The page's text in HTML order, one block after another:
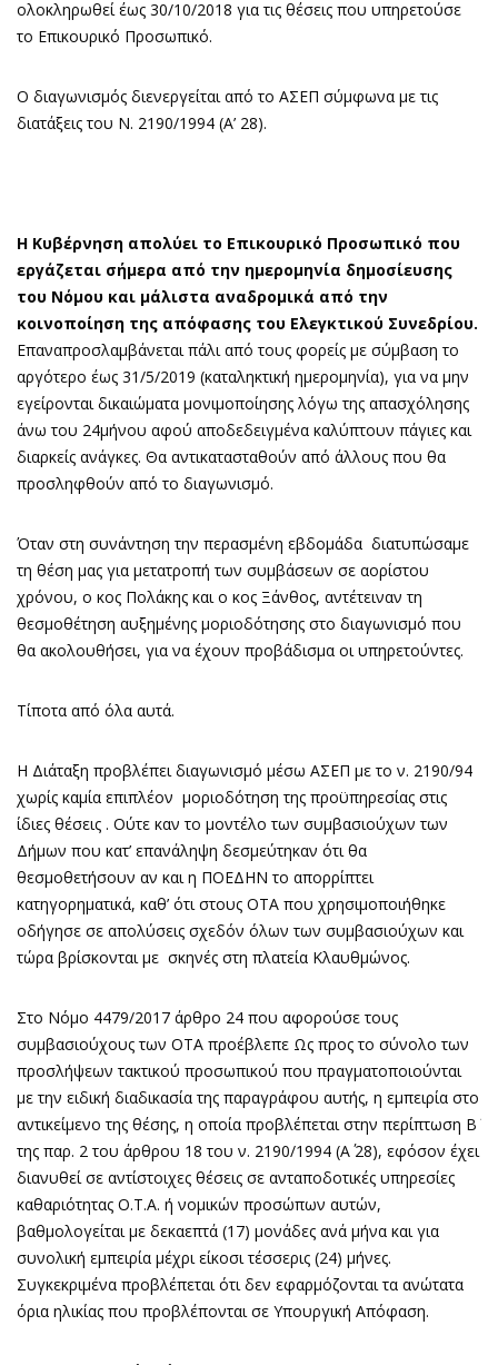
ολοκληρωθεί έως 30/10/2018 για τις θέσεις που υπηρετούσε
το Επικουρικό Προσωπικό.
Ο διαγωνισμός διενεργείται από το ΑΣΕΠ σύμφωνα με τις
διατάξεις του Ν. 2190/1994 (Α’ 28).
Η Κυβέρνηση απολύει το Επικουρικό Προσωπικό που
εργάζεται σήμερα από την ημερομηνία δημοσίευσης
του Νόμου και μάλιστα αναδρομικά από την
κοινοποίηση της απόφασης του Ελεγκτικού Συνεδρίου.
Επαναπροσλαμβάνεται πάλι από τους φορείς με σύμβαση το
αργότερο έως 31/5/2019 (καταληκτική ημερομηνία), για να μην
εγείρονται δικαιώματα μονιμοποίησης λόγω της απασχόλησης
άνω του 24μήνου αφού αποδεδειγμένα καλύπτουν πάγιες και
διαρκείς ανάγκες. Θα αντικατασταθούν από άλλους που θα
προσληφθούν από το διαγωνισμό.
Όταν στη συνάντηση την περασμένη εβδομάδα διατυπώσαμε
τη θέση μας για μετατροπή των συμβάσεων σε αορίστου
χρόνου, ο κος Πολάκης και ο κος Ξάνθος, αντέτειναν τη
θεσμοθέτηση αυξημένης μοριοδότησης στο διαγωνισμό που
θα ακολουθήσει, για να έχουν προβάδισμα οι υπηρετούντες.
Τίποτα από όλα αυτά.
Η Διάταξη προβλέπει διαγωνισμό μέσω ΑΣΕΠ με το ν. 2190/94
χωρίς καμία επιπλέον μοριοδότηση της προϋπηρεσίας στις
ίδιες θέσεις . Ούτε καν το μοντέλο των συμβασιούχων των
Δήμων που κατ’ επανάληψη δεσμεύτηκαν ότι θα
θεσμοθετήσουν αν και η ΠΟΕΔΗΝ το απορρίπτει
κατηγορηματικά, καθ’ ότι στους ΟΤΑ που χρησιμοποιήθηκε
οδήγησε σε απολύσεις σχεδόν όλων των συμβασιούχων και
τώρα βρίσκονται με σκηνές στη πλατεία Κλαυθμώνος.
Στο Νόμο 4479/2017 άρθρο 24 που αφορούσε τους
συμβασιούχους των ΟΤΑ προέβλεπε Ως προς το σύνολο των
προσλήψεων τακτικού προσωπικού που πραγματοποιούνται
με την ειδική διαδικασία της παραγράφου αυτής, η εμπειρία στο
αντικείμενο της θέσης, η οποία προβλέπεται στην περίπτωση Β΄
της παρ. 2 του άρθρου 18 του ν. 2190/1994 (Α΄ 28), εφόσον έχει
διανυθεί σε αντίστοιχες θέσεις σε ανταποδοτικές υπηρεσίες
καθαριότητας Ο.Τ.Α. ή νομικών προσώπων αυτών,
βαθμολογείται με δεκαεπτά (17) μονάδες ανά μήνα και για
συνολική εμπειρία μέχρι είκοσι τέσσερις (24) μήνες.
Συγκεκριμένα προβλέπεται ότι δεν εφαρμόζονται τα ανώτατα
όρια ηλικίας που προβλέπονται σε Υπουργική Απόφαση.